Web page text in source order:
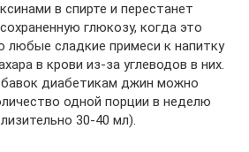
в спирте и перестанет
глюкозу, когда это
любые сладкие примеси к напитку
в крови из-за углеводов в них.
диабетикам джин можно
одной порции в неделю
30-40 мл).